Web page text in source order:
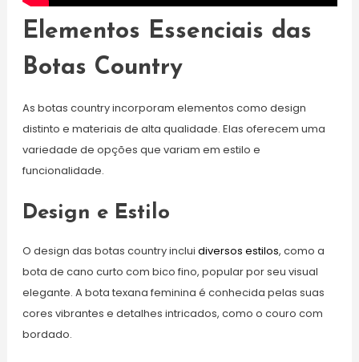
Elementos Essenciais das
Botas Country
As botas country incorporam elementos como design
distinto e materiais de alta qualidade. Elas oferecem uma
variedade de opções que variam em estilo e
funcionalidade.
Design e Estilo
O design das botas country inclui diversos estilos, como a
bota de cano curto com bico fino, popular por seu visual
elegante. A bota texana feminina é conhecida pelas suas
cores vibrantes e detalhes intricados, como o couro com
bordado.